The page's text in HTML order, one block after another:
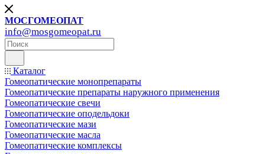
МОСГОМЕОПАТ
info@mosgomeopat.ru
Каталог
Гомеопатические монопрепараты
Гомеопатические препараты наружного применения
Гомеопатические свечи
Гомеопатические оподельдоки
Гомеопатические мази
Гомеопатические масла
Гомеопатические комплексы